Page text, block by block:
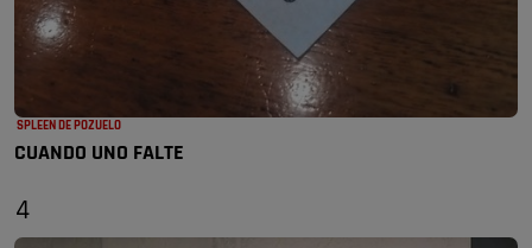
SPLEEN DE POZUELO
CUANDO UNO FALTE
4